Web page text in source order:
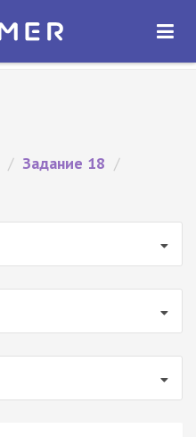
ОТКРЫТЬ
/ Задание 18 /